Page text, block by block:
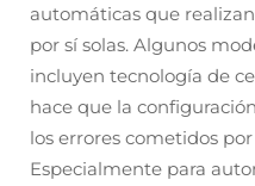
automáticas que
por sí solas. Algunos
incluyen tecnología de
hace que la
los errores cometidos
Especialmente para